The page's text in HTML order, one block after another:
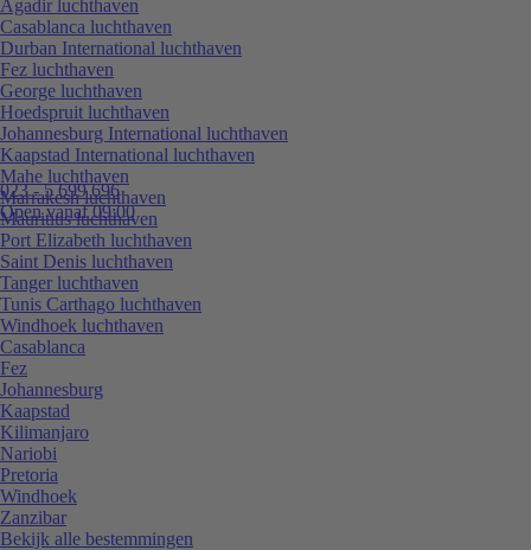
023 - 5 699 696
Open vanaf 09:00
Agadir luchthaven
Casablanca luchthaven
Durban International luchthaven
Fez luchthaven
George luchthaven
Hoedspruit luchthaven
Johannesburg International luchthaven
Kaapstad International luchthaven
Mahe luchthaven
Marrakesh luchthaven
Mauritius luchthaven
Port Elizabeth luchthaven
Saint Denis luchthaven
Tanger luchthaven
Tunis Carthago luchthaven
Windhoek luchthaven
Casablanca
Fez
Johannesburg
Kaapstad
Kilimanjaro
Nariobi
Pretoria
Windhoek
Zanzibar
Bekijk alle bestemmingen